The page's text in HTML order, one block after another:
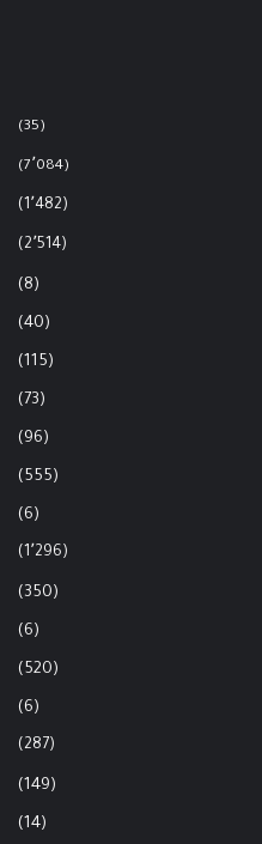
(35)
(7٬084)
(1٬482)
(2٬514)
(8)
(40)
(115)
(73)
(96)
(555)
(6)
(1٬296)
(350)
(6)
(520)
(6)
(287)
(149)
(14)